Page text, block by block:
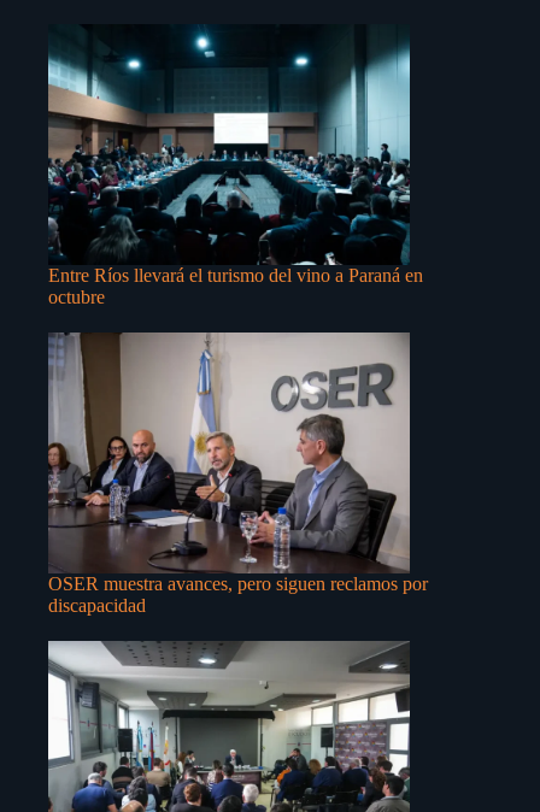
Entre Ríos llevará el turismo del vino a Paraná en
octubre
OSER muestra avances, pero siguen reclamos por
discapacidad